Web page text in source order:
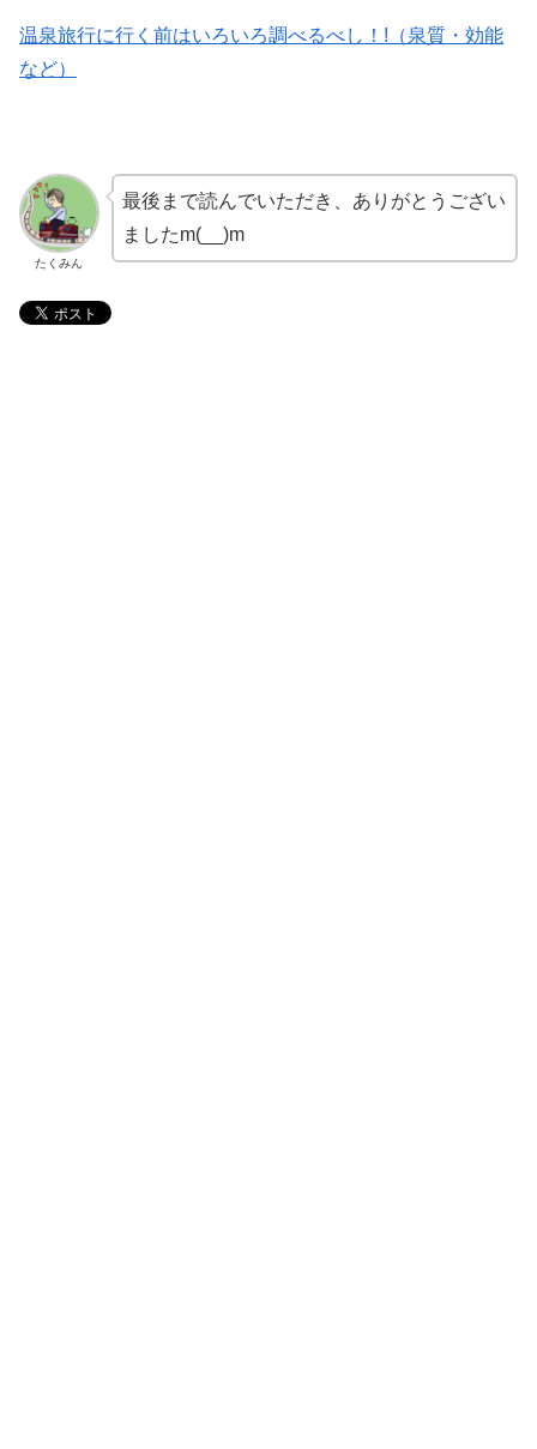
温泉旅行に行く前はいろいろ調べるべし！!（泉質・効能
など）
たくみん
最後まで読んでいただき、ありがとうござい
ましたm(__)m